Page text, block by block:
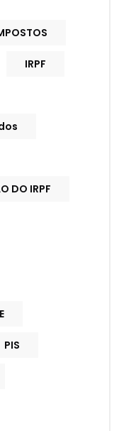
IRPF
DO IRPF
PIS